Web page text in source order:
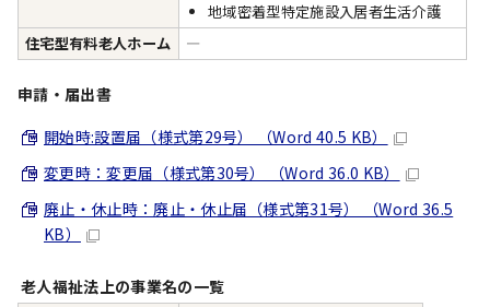
地域密着型特定施設入居者生活介護
住宅型有料老人ホーム
―
申請・届出書
開始時:設置届（様式第29号） （Word 40.5 KB）
変更時：変更届（様式第30号） （Word 36.0 KB）
廃止・休止時：廃止・休止届（様式第31号） （Word 36.5
KB）
老人福祉法上の事業名の一覧